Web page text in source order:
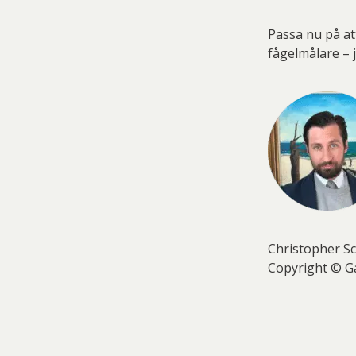
Passa nu på
fågelmålare –
Christopher
Copyright ©